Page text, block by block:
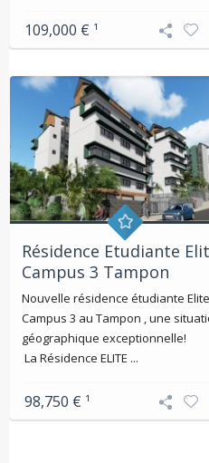
109,000 € ¹
Résidence Etudiante
Campus 3 Tampon
Nouvelle résidence étudiante Elite
Campus 3 au Tampon , une
géographique exceptionnelle!
La Résidence ELITE ...
98,750 € ¹